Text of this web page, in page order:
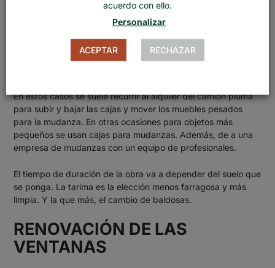
producen con cierta regularidad.
deberá realizar un embalaje de muebles incluso de los más
En estos casos se suele recurrir al alquiler del camión pluma
para subir y bajar las cajas y mover los muebles pesados
para la mudanza. En otras ocasiones para objetos más
pequeños se usan cajas para mudanzas. Además, de a una
empresa de mudanzas con un equipo de profesionales.
El tiempo de duración de la obra va a depender del suelo que
se ponga. La tarima es la elección menos farragosa y más
limpia. Y la que más, el cambio de baldosas.
RENOVACIÓN DE LAS
VENTANAS
acuerdo con ello.
Personalizar
ACEPTAR RECHAZAR